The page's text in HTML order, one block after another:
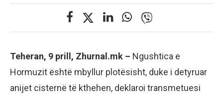
Teheran, 9 prill, Zhurnal.mk – Ngushtica e
Hormuzit është mbyllur plotësisht, duke i detyruar
anijet cisternë të kthehen, deklaroi transmetuesi